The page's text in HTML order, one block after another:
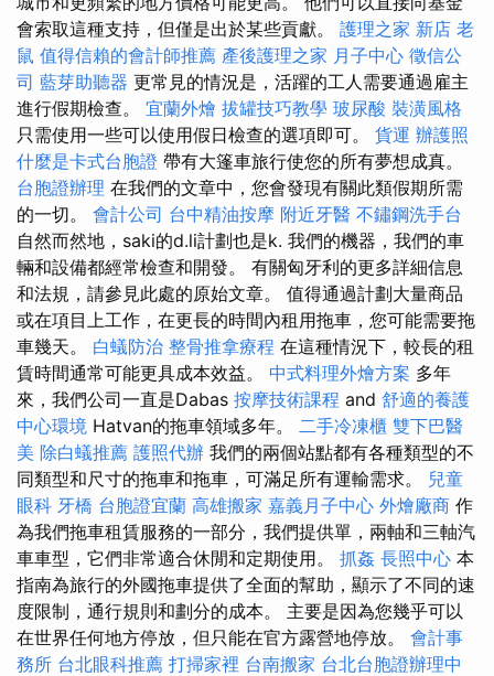
會索取這種支持，但僅是出於某些貢獻。 護理之家 新店 老
鼠 值得信賴的會計師推薦 產後護理之家 月子中心 徵信公
司 藍芽助聽器 更常見的情況是，活躍的工人需要通過雇主
進行假期檢查。 宜蘭外燴 拔罐技巧教學 玻尿酸 裝潢風格
只需使用一些可以使用假日檢查的選項即可。 貨運 辦護照
什麼是卡式台胞證 帶有大篷車旅行使您的所有夢想成真。
台胞證辦理 在我們的文章中，您會發現有關此類假期所需
的一切。 會計公司 台中精油按摩 附近牙醫 不鏽鋼洗手台
自然而然地，saki的d.li計劃也是k. 我們的機器，我們的車
輛和設備都經常檢查和開發。 有關匈牙利的更多詳細信息
和法規，請參見此處的原始文章。 值得通過計劃大量商品
或在項目上工作，在更長的時間內租用拖車，您可能需要拖
車幾天。 白蟻防治 整骨推拿療程 在這種情況下，較長的租
賃時間通常可能更具成本效益。 中式料理外燴方案 多年
來，我們公司一直是Dabas 按摩技術課程 and 舒適的養護
中心環境 Hatvan的拖車領域多年。 二手冷凍櫃 雙下巴醫
美 除白蟻推薦 護照代辦 我們的兩個站點都有各種類型的不
同類型和尺寸的拖車和拖車，可滿足所有運輸需求。 兒童
眼科 牙橋 台胞證宜蘭 高雄搬家 嘉義月子中心 外燴廠商 作
為我們拖車租賃服務的一部分，我們提供單，兩軸和三軸汽
車車型，它們非常適合休閒和定期使用。 抓姦 長照中心 本
指南為旅行的外國拖車提供了全面的幫助，顯示了不同的速
度限制，通行規則和劃分的成本。 主要是因為您幾乎可以
在世界任何地方停放，但只能在官方露營地停放。 會計事
務所 台北眼科推薦 打掃家裡 台南搬家 台北台胞證辦理中